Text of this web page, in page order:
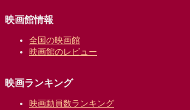
映画館情報
全国の映画館
映画館のレビュー
映画ランキング
映画動員数ランキング